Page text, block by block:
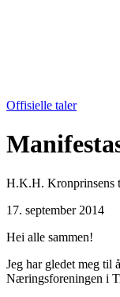
Offisielle taler
H.K.H. Kronprinsens
17. september 2014
Hei alle sammen!
Jeg har gledet meg til
Næringsforeningen i